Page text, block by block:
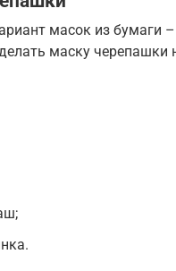
масок из бумаги
маску черепашки